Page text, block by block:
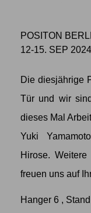
POSITON
12-15. SEP
Die diesjährige
Tür und wir
dieses Mal
Yuki Yamamoto
Hirose. Weitere
freuen uns auf
Hanger 6 ,